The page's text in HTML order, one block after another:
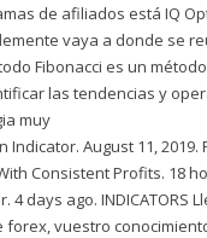
de afiliados está IQ
vaya a donde se
Fibonacci es un
las tendencias y
muy
Indicator. August 11, 2019.
Consistent Profits. 18
4 days ago. INDICATORS
forex, vuestro